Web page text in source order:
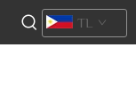
TL